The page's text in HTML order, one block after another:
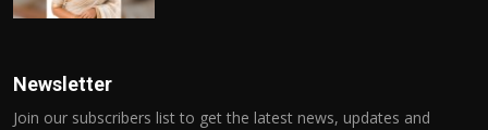
Newsletter
Join our subscribers list to get the latest news, updates and